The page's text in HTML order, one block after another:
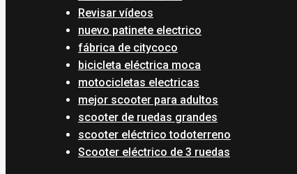
Revisar vídeos
nuevo patinete electrico
fábrica de citycoco
bicicleta eléctrica moca
motocicletas electricas
mejor scooter para adultos
scooter de ruedas grandes
scooter eléctrico todoterreno
Scooter eléctrico de 3 ruedas